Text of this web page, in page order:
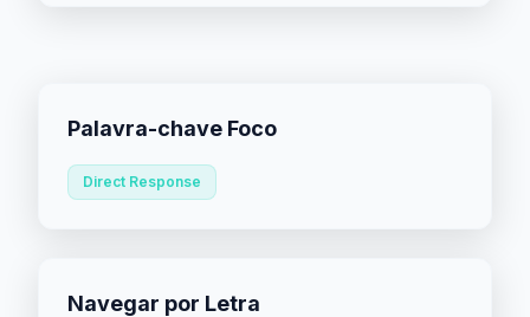
Palavra-chave Foco
Direct Response
Navegar por Letra